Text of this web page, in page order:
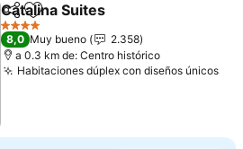
CompartirAñadir a favoritos
Catalina Suites
4 Estrellas
8,0 Muy bueno
2.358
a 0.3 km de: Centro histórico
Habitaciones dúplex con diseños únicos